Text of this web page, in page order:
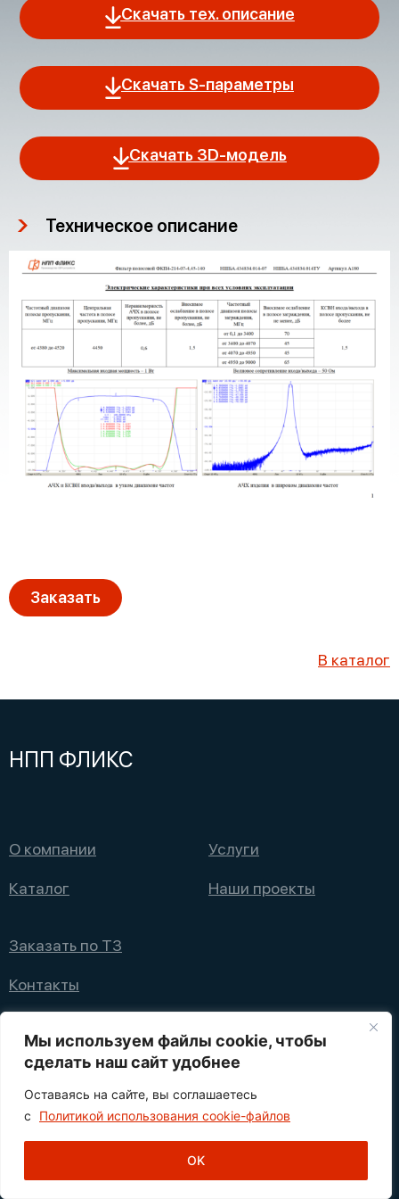
Мы используем файлы cookie, чтобы
сделать наш сайт удобнее
Оставаясь на сайте, вы соглашаетесь
с
Политикой использования cookie-файлов
OK
Скачать тех. описание
Скачать S-параметры
Скачать 3D-модель
Техническое описание
Заказать
В каталог
НПП ФЛИКС
О компании
Каталог
Услуги
Наши проекты
Заказать по ТЗ
Контакты
+7 (495) 008 08 12
info@nppfliks.ru
Политика конфиденциальности
© 2021—2025 НПП ФЛИКС